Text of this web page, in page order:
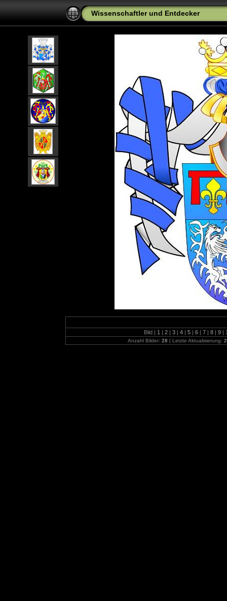
Wissenschaftler und Entdecker
Bild | 1 | 2 | 3 | 4 | 5 | 6 | 7 | 8 | 9 |
Anzahl Bilder: 28 | Letzte Aktualisierung: